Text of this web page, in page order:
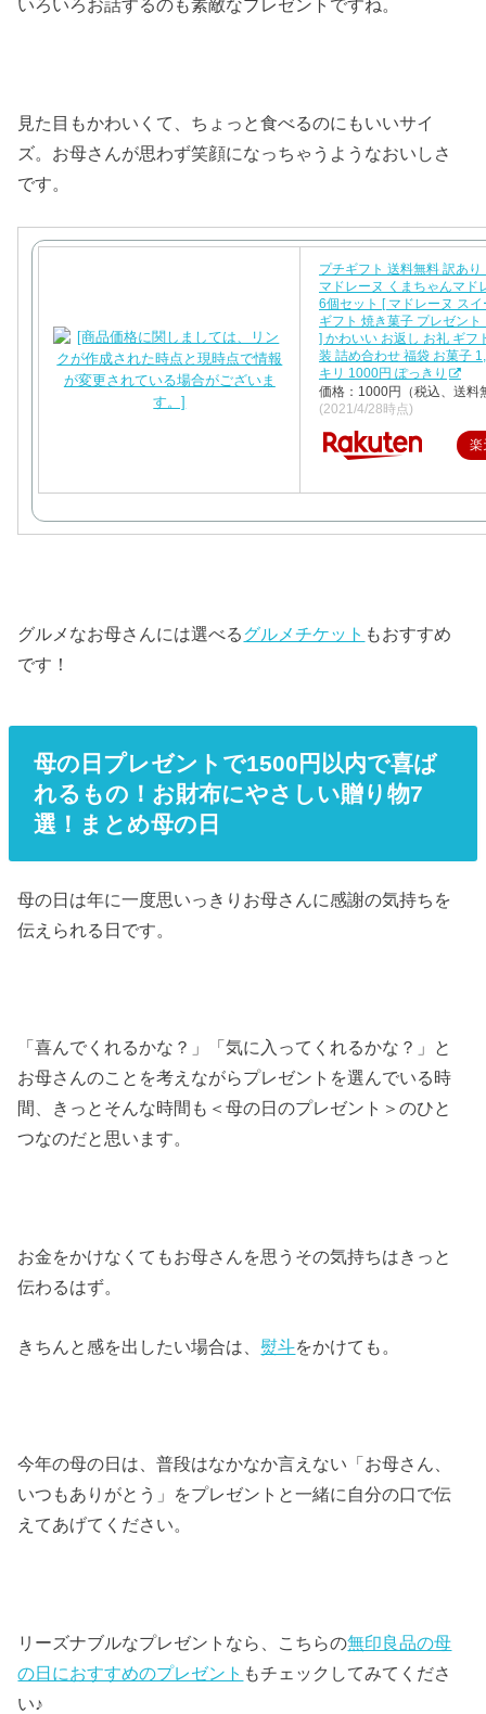
いろいろお話するのも素敵なプレゼントですね。
見た目もかわいくて、ちょっと食べるのにもいいサイ
ズ。お母さんが思わず笑顔になっちゃうようなおいしさ
です。
プチギフト 送料無料 訳あり
マドレーヌ くまちゃんマド
6個セット [ マドレーヌ ス
ギフト 焼き菓子 プレゼント
] かわいい お返し お礼 ギフ
装 詰め合わせ 福袋 お菓子
キリ 1000円 ぽっきり
価格：1000円（税込、送料
(2021/4/28時点)
楽
グルメなお母さんには選べるグルメチケット もおすすめ
です！
母の日プレゼントで1500円以内で喜ば
れるもの！お財布にやさしい贈り物7
選！まとめ母の日
母の日は年に一度思いっきりお母さんに感謝の気持ちを
伝えられる日です。
「喜んでくれるかな？」「気に入ってくれるかな？」と
お母さんのことを考えながらプレゼントを選んでいる時
間、きっとそんな時間も＜母の日のプレゼント＞のひと
つなのだと思います。
お金をかけなくてもお母さんを思うその気持ちはきっと
伝わるはず。
きちんと感を出したい場合は、熨斗をかけても。
今年の母の日は、普段はなかなか言えない「お母さん、
いつもありがとう」をプレゼントと一緒に自分の口で伝
えてあげてください。
リーズナブルなプレゼントなら、こちらの無印良品の母
の日におすすめのプレゼント もチェックしてみてくださ
い♪